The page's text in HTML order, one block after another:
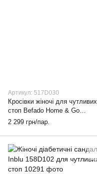
Артикул: 517D030
Кросівки жіночі для чутливих
стоп Befado Home & Go
517D030 сині, 36
2 299 грн/пар.